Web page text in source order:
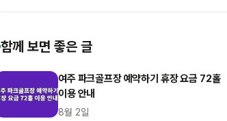
함께 보면 좋은 글
여주 파크골프장 예약하기 휴장 요금 72홀
이용 안내
8월 2일